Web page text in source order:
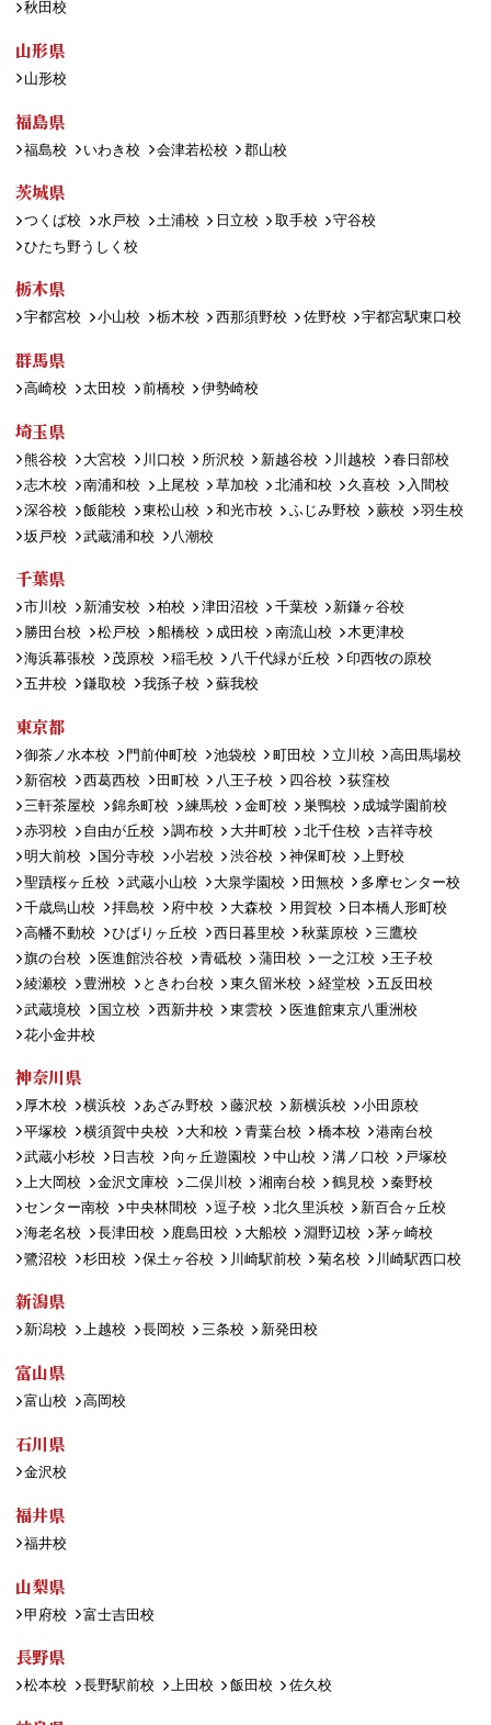
秋田校
山形県
山形校
福島県
福島校 いわき校 会津若松校 郡山校
茨城県
つくば校 水戸校 土浦校 日立校 取手校
守谷校
ひたち野うしく校
栃木県
宇都宮校 小山校 栃木校 西那須野校 佐野校 宇都宮駅東口校
群馬県
高崎校 太田校 前橋校 伊勢崎校
埼玉県
熊谷校 大宮校 川口校 所沢校 新越谷校 川越校
春日部校
志木校
南浦和校 上尾校 草加校 北浦和校 久喜校
入間校
深谷校
飯能校 東松山校 和光市校 ふじみ野校 蕨校
羽生校
坂戸校
武蔵浦和校 八潮校
千葉県
市川校 新浦安校 柏校 津田沼校 千葉校
新鎌ヶ谷校
勝田台校
松戸校 船橋校 成田校 南流山校
木更津校
海浜幕張校
茂原校 稲毛校 八千代緑が丘校
印西牧の原校
五井校
鎌取校 我孫子校 蘇我校
東京都
御茶ノ水本校 門前仲町校 池袋校 町田校 立川校
高田馬場校
新宿校
西葛西校 田町校 八王子校 四谷校
荻窪校
三軒茶屋校
錦糸町校 練馬校 金町校 巣鴨校
成城学園前校
赤羽校
自由が丘校 調布校 大井町校 北千住校
吉祥寺校
明大前校
国分寺校 小岩校 渋谷校 神保町校
上野校
聖蹟桜ヶ丘校
武蔵小山校 大泉学園校 田無校
多摩センター校
千歳烏山校
拝島校 府中校 大森校 用賀校
日本橋人形町校
高幡不動校
ひばりヶ丘校 西日暮里校 秋葉原校
三鷹校
旗の台校
医進館渋谷校 青砥校 蒲田校 一之江校
王子校
綾瀬校
豊洲校 ときわ台校 東久留米校 経堂校
五反田校
武蔵境校
国立校 西新井校 東雲校
医進館東京八重洲校
花小金井校
神奈川県
厚木校 横浜校 あざみ野校 藤沢校 新横浜校
小田原校
平塚校
横須賀中央校 大和校 青葉台校 橋本校
港南台校
武蔵小杉校
日吉校 向ヶ丘遊園校 中山校 溝ノ口校
戸塚校
上大岡校
金沢文庫校 二俣川校 湘南台校 鶴見校
秦野校
センター南校
中央林間校 逗子校 北久里浜校
新百合ヶ丘校
海老名校
長津田校 鹿島田校 大船校 淵野辺校
茅ヶ崎校
鷺沼校
杉田校 保土ヶ谷校 川崎駅前校 菊名校 川崎駅西口校
新潟県
新潟校 上越校 長岡校 三条校 新発田校
富山県
富山校 高岡校
石川県
金沢校
福井県
福井校
山梨県
甲府校 富士吉田校
長野県
松本校 長野駅前校 上田校 飯田校 佐久校